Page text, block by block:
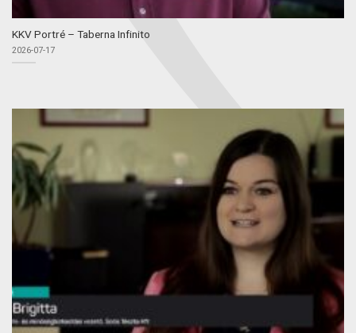
KKV Portré – Taberna Infinito
2026-07-17